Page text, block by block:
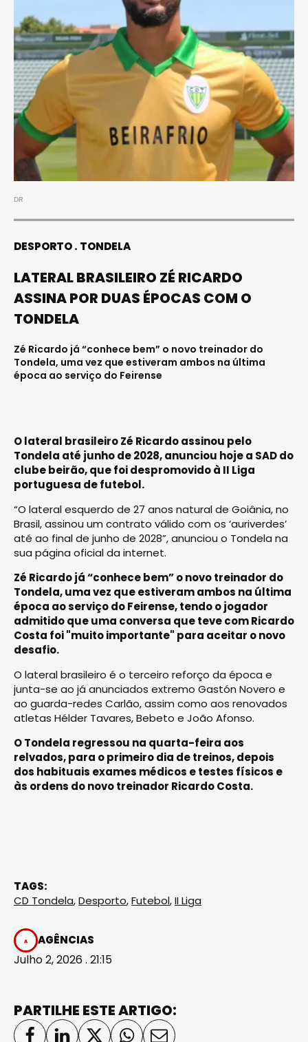
DR
DESPORTO TONDELA
LATERAL BRASILEIRO ZÉ RICARDO
ASSINA POR DUAS ÉPOCAS COM O
TONDELA
Zé Ricardo já “conhece bem” o novo treinador do
Tondela, uma vez que estiveram ambos na última
época ao serviço do Feirense
O lateral brasileiro Zé Ricardo assinou pelo
Tondela até junho de 2028, anunciou hoje a SAD do
clube beirão, que foi despromovido à II Liga
portuguesa de futebol.
“O lateral esquerdo de 27 anos natural de Goiânia, no
Brasil, assinou um contrato válido com os ‘auriverdes’
até ao final de junho de 2028”, anunciou o Tondela na
sua página oficial da internet.
Zé Ricardo já “conhece bem” o novo treinador do
Tondela, uma vez que estiveram ambos na última
época ao serviço do Feirense, tendo o jogador
admitido que uma conversa que teve com Ricardo
Costa foi "muito importante" para aceitar o novo
desafio.
O lateral brasileiro é o terceiro reforço da época e
junta-se ao já anunciados extremo Gastón Novero e
ao guarda-redes Carlão, assim como aos renovados
atletas Hélder Tavares, Bebeto e João Afonso.
O Tondela regressou na quarta-feira aos
relvados, para o primeiro dia de treinos, depois
dos habituais exames médicos e testes físicos e
às ordens do novo treinador Ricardo Costa.
TAGS:
CD Tondela,Desporto,Futebol,II Liga
AGÊNCIAS
Julho 2, 2026 . 21:15
PARTILHE ESTE ARTIGO: